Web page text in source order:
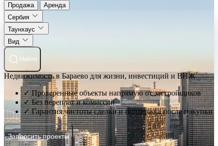
Продажа
Аренда
Сербия
Таунхаус
Вид
Найти
Недвижимость в Бараево для жизни, инвестиций и ВНЖ
✓ Проверенные объекты напрямую от застройщиков
✓ Без переплат и комиссий
✓ Гарантия чистоты сделки и поддержка после покупки
Запросить проекты